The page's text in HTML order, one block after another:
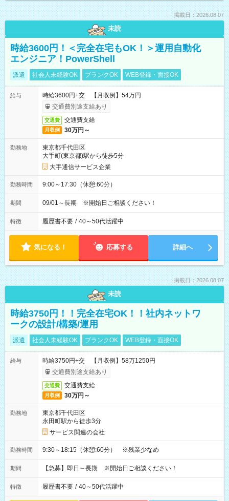
掲載日：2026.08.07
未読
時給3600円！＜完全在宅もOK！＞運用自動化
エンジニア！PowerShell
派遣 社会人未経験OK ブランクOK WEB登録・面接OK
給与
時給3600円+交 【月収例】54万円
交通費別途支給あり
交通費 交通費支給
月収例 30万円～
勤務地
東京都千代田区
大手町(東京都)駅から徒歩5分
大手通信サービス企業
勤務時間 9:00～17:30（休憩:60分）
期間 09/01～長期 ※開始日ご相談ください！
特徴 履歴書不要 / 40～50代活躍中
気になる！ 応募する 詳細へ
掲載日：2026.08.07
未読
時給3750円！！完全在宅OK！！社内ネットワ
ークの設計/構築/運用
派遣 社会人未経験OK ブランクOK WEB登録・面接OK
給与
時給3750円+交 【月収例】58万1250円
交通費別途支給あり
交通費 交通費支給
月収例 30万円～
勤務地
東京都千代田区
永田町駅から徒歩3分
サービス関連の会社
勤務時間 9:30～18:15（休憩:60分） ※残業少なめ
期間 【急募】即日～長期 ※開始日ご相談ください！
特徴 履歴書不要 / 40～50代活躍中